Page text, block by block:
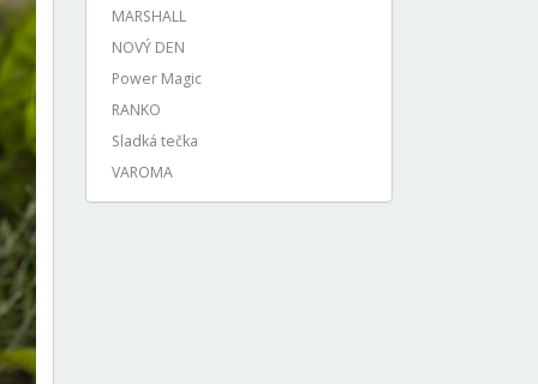
MARSHALL
NOVÝ DEN
Power Magic
RANKO
Sladká tečka
VAROMA